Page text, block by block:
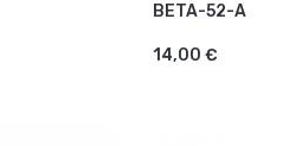
BETA-52-A
14,00 €